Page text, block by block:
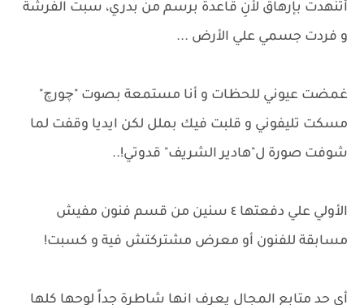
أتنهدت بإرهاق لأنِ قاعدة برسم من بدري، سبت الفرشة
و فردت جسمي علي الأرض ...
غمضت عيوني للحظات و أنا مستمعة بصوت "چورچ"
مسكت تليفوني و قلبت فيك بملل لكن ايديا وقفت لما
شوفت صورة ل"هادير الشريف" قدوتي!..
الأولي علي دفعتها ٤ سنين من قسم فنون مفيش
مسابقة للفنون أو معرض مشتركتش فية و كسبت!
أي حد متابع المجال يعرف انها شاطرة جداً لوحها كلها